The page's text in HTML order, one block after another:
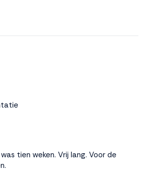
tien weken. Vrij lang. Voor de